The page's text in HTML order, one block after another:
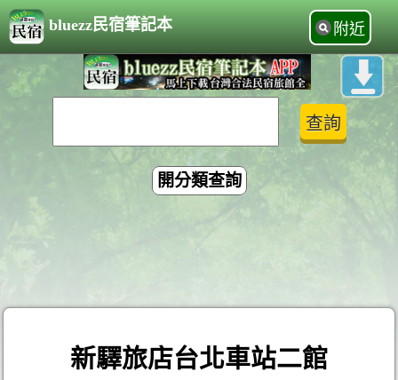
bluezz民宿筆記本 附近
開分類查詢
新驛旅店台北車站二館